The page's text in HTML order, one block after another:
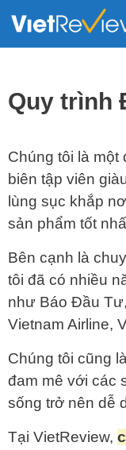
Quy trình
Chúng tôi là một
biên tập viên
lùng sục khắp
sản phẩm tốt
Bên cạnh là
tôi đã có nhiều
như Báo Đầu
Vietnam Airline,
Chúng tôi cũng
đam mê với các
sống trở nên dễ
Tại VietReview,